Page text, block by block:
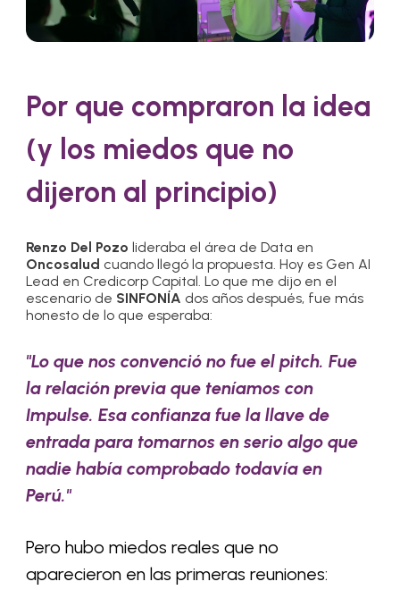
Por que compraron la idea
(y los miedos que no
dijeron al principio)
Renzo Del Pozo lideraba el área de Data en
Oncosalud cuando llegó la propuesta. Hoy es Gen AI
Lead en Credicorp Capital. Lo que me dijo en el
escenario de SINFONÍA dos años después, fue más
honesto de lo que esperaba:
"Lo que nos convenció no fue el pitch. Fue
la relación previa que teníamos con
Impulse. Esa confianza fue la llave de
entrada para tomarnos en serio algo que
nadie había comprobado todavía en
Perú."
Pero hubo miedos reales que no
aparecieron en las primeras reuniones: